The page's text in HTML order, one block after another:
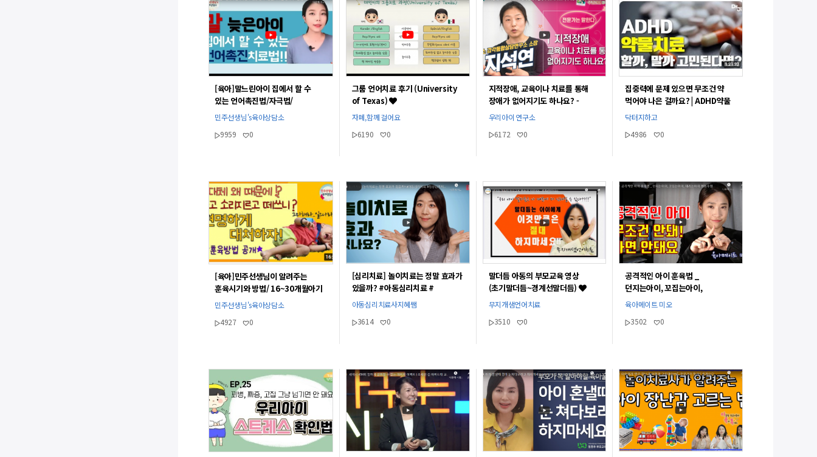
[육아]말느린아이 집에서 할 수
있는 언어촉진법/자극법/
언어치료법/놀이법/
민주선생님's육아상담소
9959
0
그룹 언어치료 후기 (University
of Texas)
자폐,함께 걸어요
6190
0
지적장애, 교육이나 치료를 통해
장애가 없어지기도 하나요? -
[지석연 선생님]
우리아이 연구소
6172
0
집중력에 문제 있으면 무조건 약
먹어야 나은 걸까요? | ADHD약물
치료시 꼭 고려해야 되는 부분
닥터지하고
4986
0
[육아]민주선생님이 알려주는
훈육시기와 방법/ 16~30개월아기
더 떼쓰는 이유/훈육할 때 주의점/
민주선생님
민주선생님's육아상담소
4927
0
[심리치료] 놀이치료는 정말 효과가
있을까? #아동심리치료 #
임상심리치료사 #아동심리학과 #
자격증#아동심리상담 #지혜쌤
아동심리치료사지혜쌤
3614
0
말더듬 아동의 부모교육 영상
(초기말더듬~경계선말더듬)
무지개샘언어치료
3510
0
공격적인 아이 훈육법 _
던지는아이, 꼬집는아이,
때리는아이 행동수정
육아메이트 미오
3502
0